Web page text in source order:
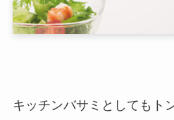
キッチンバサミとしてもト